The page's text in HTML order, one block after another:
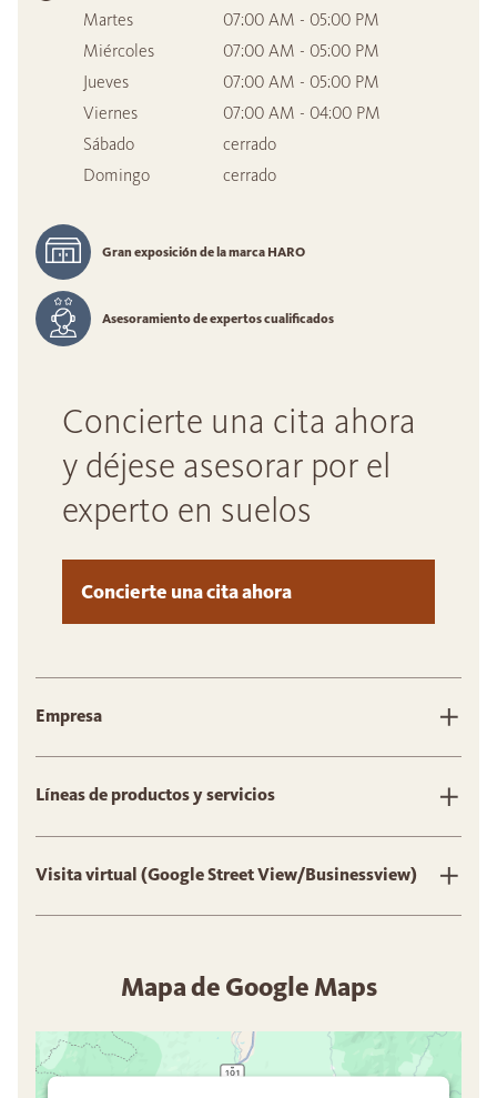
Martes
07:00 AM - 05:00 PM
Miércoles
07:00 AM - 05:00 PM
Jueves
07:00 AM - 05:00 PM
Viernes
07:00 AM - 04:00 PM
Sábado
cerrado
Domingo
cerrado
Gran exposición de la marca HARO
Asesoramiento de expertos cualificados
Concierte una cita ahora
y déjese asesorar por el
experto en suelos
Concierte una cita ahora
Empresa
Líneas de productos y servicios
Visita virtual (Google Street View/Businessview)
Mapa de Google Maps